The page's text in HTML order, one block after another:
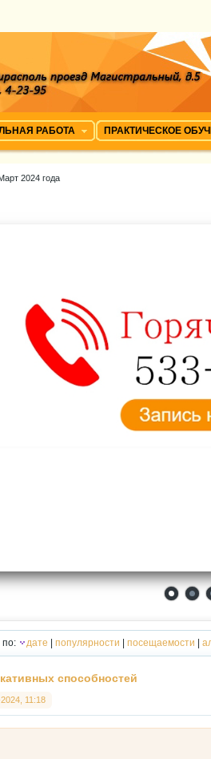
РАБОТА ПРАКТИЧЕСКОЕ
2024 года
по: дате популярности посещаемости
способностей
11:18